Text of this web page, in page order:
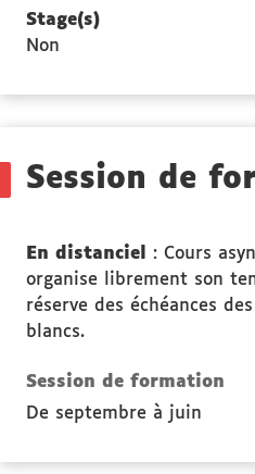
Stage(s)
Non
Session de
En distanciel
: Cours
organise librement son
réserve des échéances
blancs.
Session de formation
De septembre à juin